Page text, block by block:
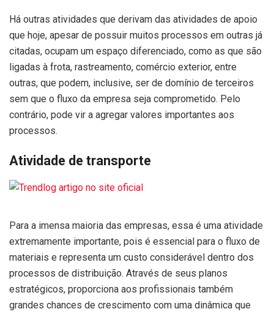
Há outras atividades que derivam das atividades de apoio
que hoje, apesar de possuir muitos processos em outras já
citadas, ocupam um espaço diferenciado, como as que são
ligadas à frota, rastreamento, comércio exterior, entre
outras, que podem, inclusive, ser de domínio de terceiros
sem que o fluxo da empresa seja comprometido. Pelo
contrário, pode vir a agregar valores importantes aos
processos.
Atividade de transporte
Para a imensa maioria das empresas, essa é uma atividade
extremamente importante, pois é essencial para o fluxo de
materiais e representa um custo considerável dentro dos
processos de distribuição. Através de seus planos
estratégicos, proporciona aos profissionais também
grandes chances de crescimento com uma dinâmica que